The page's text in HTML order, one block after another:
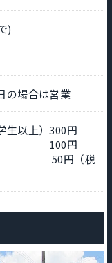
)
場合は営業
以上）300円
円
円（税